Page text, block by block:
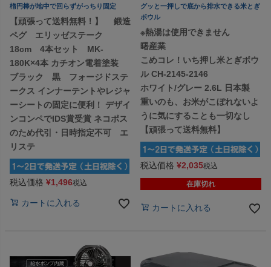
楕円棒が地中で回らずがっちり固定
【頑張って送料無料！】 鍛造
ペグ エリッゼステーク
18cm 4本セット MK-
180K×4本 カチオン電着塗装
ブラック 黒 フォージドステ
ークス インナーテントやレジャ
ーシートの固定に便利！ デザイ
ンコンペでIDS賞受賞 ネコポス
のため代引・日時指定不可 エ
リステ
税込価格 ¥1,496税込
カートに入れる
グッと一押しで底から排水できる米とぎ
ボウル
※熱湯は使用できません
曙産業
こめコレ！いち押し米とぎボウ
ル CH-2145-2146
ホワイト/グレー 2.6L 日本製
重いのも、お米がこぼれないよ
うに気にすることも一切なし
【頑張って送料無料】
税込価格 ¥2,035税込
在庫切れ
カートに入れる